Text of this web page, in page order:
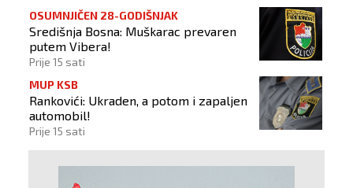
OSUMNJIČEN 28-GODIŠNJAK
Središnja Bosna: Muškarac prevaren
putem Vibera!
Prije 15 sati
MUP KSB
Rankovići: Ukraden, a potom i zapaljen
automobil!
Prije 15 sati